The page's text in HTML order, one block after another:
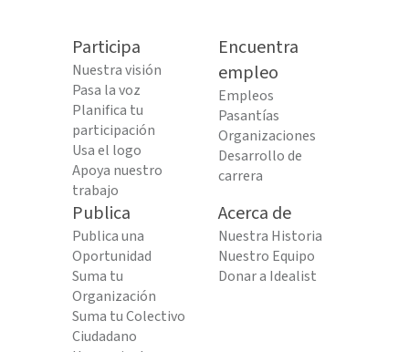
Participa
Nuestra visión
Pasa la voz
Planifica tu
participación
Usa el logo
Apoya nuestro
trabajo
Encuentra
empleo
Empleos
Pasantías
Organizaciones
Desarrollo de
carrera
Publica
Publica una
Oportunidad
Suma tu
Organización
Suma tu Colectivo
Ciudadano
Acerca de
Nuestra Historia
Nuestro Equipo
Donar a Idealist